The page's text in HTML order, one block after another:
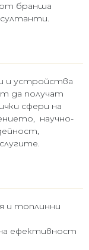
от бранша
и устройства
да получат
сфери на
научно-
и топлинни
ефективност